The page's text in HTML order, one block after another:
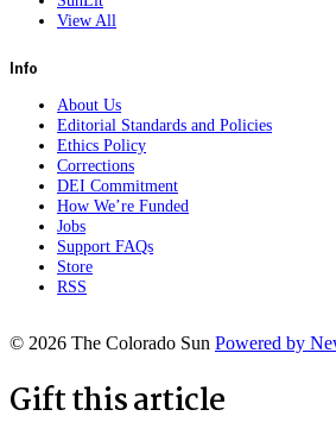
View All
Info
About Us
Editorial Standards and Policies
Ethics Policy
Corrections
DEI Commitment
How We’re Funded
Jobs
Support FAQs
Store
RSS
© 2026 The Colorado Sun Powered by
Gift this article